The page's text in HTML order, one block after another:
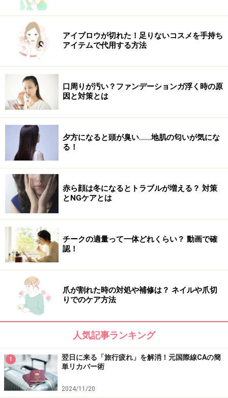
楽天市場で人気のボディケア用品をチェック！
アイブロウが切れた！足りないコスメを手持ち
アイテムで代用する方法
口周りが汚い？ファンデーションガ浮く時の原
因と対策とは
夕方になると頭が臭い……地肌の匂いが気にな
る！
赤ら顔は冬になるとトラブルが増える？ 対策
とNGケアとは
チークの適量って一体どれくらい？ 動画で確
認！
爪が割れた時の対処や補修は？ ネイルや爪切
りでのケア方法
人気記事ランキング
1
翌日に来る「旅行疲れ」を解消！元国際線CAの簡
単リカバー術
2024/11/20